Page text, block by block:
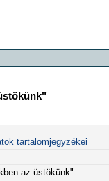
tartalomjegyzékei
az üstökünk"